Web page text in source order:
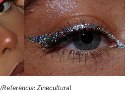
Zinecultural